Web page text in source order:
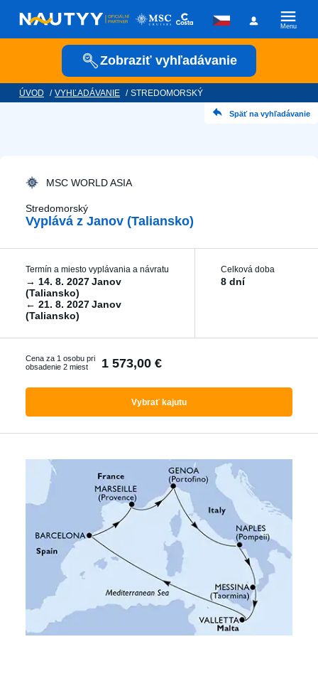
Menu
Zobraziť vyhľadávanie
Plavební společnost
Vyhľadať zájazdy
S delegátom
Luxusné plavby
Akčné plavby
Pokročilé filtrování
Reset filtrů
ÚVOD / VYHĽADÁVANIE / STREDOMORSKÝ
Späť na vyhľadávanie
Stredomorský
Vyplává z Janov (Taliansko)
MSC WORLD ASIA
Termín a miesto vyplávania a návratu
→ 14. 8. 2027Janov
(Taliansko)
← 21. 8. 2027Janov
(Taliansko)
Celková doba
8 dní
Vybrať kajutu
Cena za 1 osobu pri
obsadenie 2 miest
1 573,00 €